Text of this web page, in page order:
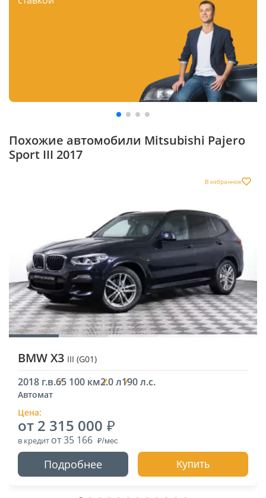
Похожие автомобили Mitsubishi Pajero
Sport III 2017
В избранное
BMW X3 III (G01)
2018 г.в.65 100 км2.0 л190 л.с.
Автомат
Цена:
от 2 315 000
в кредит от 35 166
Подробнее Купить